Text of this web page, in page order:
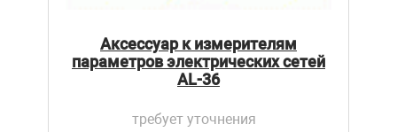
Аксессуар к измерителям
параметров электрических сетей
AL-36
требует уточнения